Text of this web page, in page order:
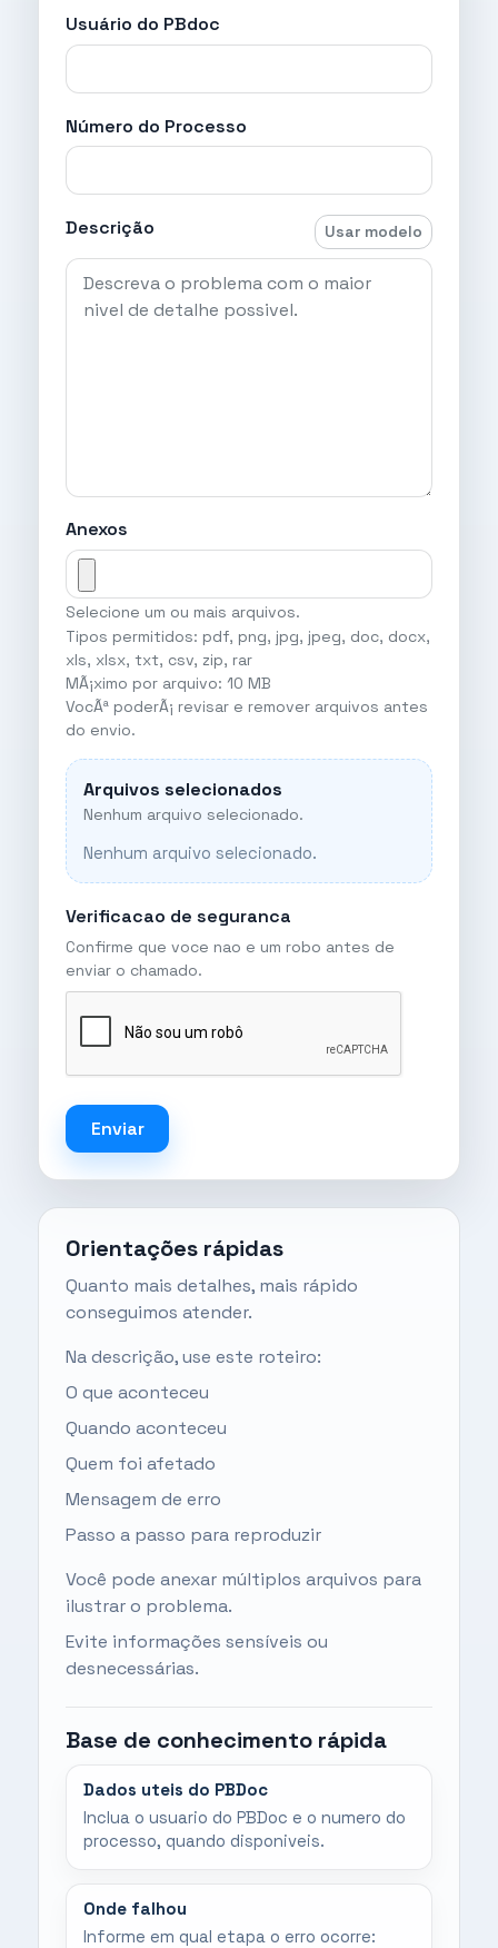
Usuário do PBdoc
Número do Processo
Descrição Usar modelo
Anexos
Selecione um ou mais arquivos.
Tipos permitidos: pdf, png, jpg, jpeg, doc, docx,
xls, xlsx, txt, csv, zip, rar
MÃ¡ximo por arquivo: 10 MB
VocÃª poderÃ¡ revisar e remover arquivos antes
do envio.
Arquivos selecionados
Nenhum arquivo selecionado.
Nenhum arquivo selecionado.
Verificacao de seguranca
Confirme que voce nao e um robo antes de
enviar o chamado.
Enviar
Orientações rápidas
Quanto mais detalhes, mais rápido
conseguimos atender.
Na descrição, use este roteiro:
O que aconteceu
Quando aconteceu
Quem foi afetado
Mensagem de erro
Passo a passo para reproduzir
Você pode anexar múltiplos arquivos para
ilustrar o problema.
Evite informações sensíveis ou
desnecessárias.
Base de conhecimento rápida
Dados uteis do PBDoc
Inclua o usuario do PBDoc e o numero do
processo, quando disponiveis.
Onde falhou
Informe em qual etapa o erro ocorre: